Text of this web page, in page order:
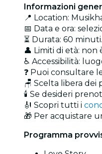
Informazioni
📍 Location:
📅 Data e ora:
⏳ Durata: 60
👤 Limiti di età:
♿ Accessibilità:
❓ Puoi consultare
🪑 Scelta libera
🕯️ Se desideri
🎻 Scopri tutti i
🎁 Per acquistare
Programma